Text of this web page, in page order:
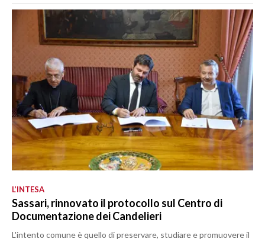
L’INTESA
Sassari, rinnovato il protocollo sul Centro di
Documentazione dei Candelieri
L'intento comune è quello di preservare, studiare e promuovere il